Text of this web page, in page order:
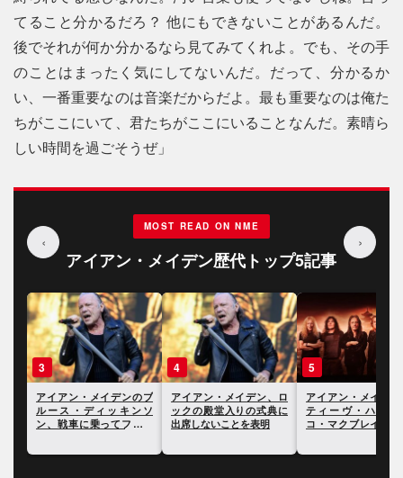
てること分かるだろ？ 他にもできないことがあるんだ。
後でそれが何か分かるなら見てみてくれよ。でも、その手
のことはまったく気にしてないんだ。だって、分かるか
い、一番重要なのは音楽だからだよ。最も重要なのは俺た
ちがここにいて、君たちがここにいることなんだ。素晴ら
しい時間を過ごそうぜ」
‹
MOST READ ON NME
アイアン・メイデン歴代トップ5記事
›
3
アイアン・メイデンのブ
ルース・ディッキンソ
ン、戦車に乗ってフェス
4
アイアン・メイデン、ロ
ックの殿堂入りの式典に
出席しないことを表明
5
アイアン・メイデ
ティーヴ・ハリス
コ・マクブレイン